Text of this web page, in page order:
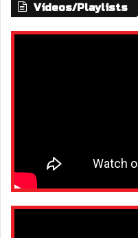
Vídeos/Playlists